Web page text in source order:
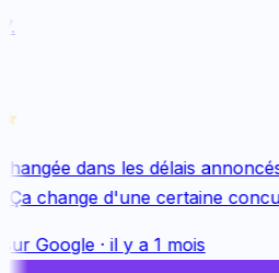
dans les délais
change d'une certaine
Google· il y a 1 mois